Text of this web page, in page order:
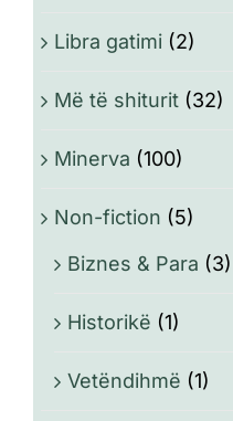
Libra gatimi (2)
Më të shiturit (32)
Minerva (100)
Non-fiction (5)
Biznes & Para (3)
Historikë (1)
Vetëndihmë (1)